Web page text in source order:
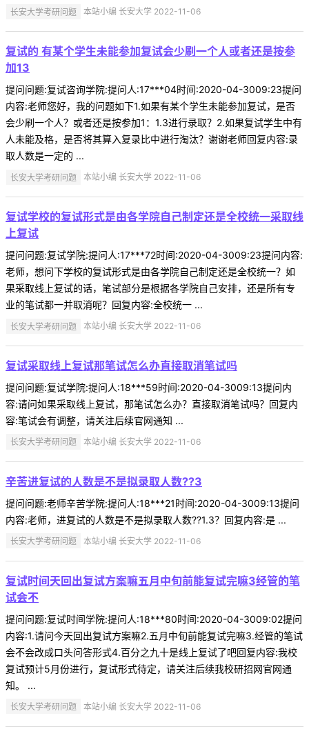
长安大学考研问题 本站小编 长安大学 2022-11-06
复试的 有某个学生未能参加复试会少刷一个人或者还是按参
加13
提问问题:复试咨询学院:提问人:17***04时间:2020-04-3009:23提问
内容:老师您好，我的问题如下1.如果有某个学生未能参加复试，是否
会少刷一个人？或者还是按参加1：1.3进行录取？2.如果复试学生中有
人未能及格，是否将其算入复录比中进行淘汰？谢谢老师回复内容:录
取人数是一定的 ...
长安大学考研问题 本站小编 长安大学 2022-11-06
复试学校的复试形式是由各学院自己制定还是全校统一采取线
上复试
提问问题:复试学院:提问人:17***72时间:2020-04-3009:23提问内容:
老师，想问下学校的复试形式是由各学院自己制定还是全校统一？如
果采取线上复试的话，笔试部分是根据各学院自己安排，还是所有专
业的笔试都一并取消呢？回复内容:全校统一 ...
长安大学考研问题 本站小编 长安大学 2022-11-06
复试采取线上复试那笔试怎么办直接取消笔试吗
提问问题:复试学院:提问人:18***59时间:2020-04-3009:13提问内
容:请问如果采取线上复试，那笔试怎么办？直接取消笔试吗？回复内
容:笔试会有调整，请关注后续官网通知 ...
长安大学考研问题 本站小编 长安大学 2022-11-06
辛苦进复试的人数是不是拟录取人数??3
提问问题:老师辛苦学院:提问人:18***21时间:2020-04-3009:13提问
内容:老师，进复试的人数是不是拟录取人数??1.3？回复内容:是 ...
长安大学考研问题 本站小编 长安大学 2022-11-06
复试时间天回出复试方案嘛五月中旬前能复试完嘛3经管的笔
试会不
提问问题:复试时间学院:提问人:18***80时间:2020-04-3009:02提问
内容:1.请问今天回出复试方案嘛2.五月中旬前能复试完嘛3.经管的笔试
会不会改成口头问答形式4.百分之九十是线上复试了吧回复内容:我校
复试预计5月份进行，复试形式待定，请关注后续我校研招网官网通
知。 ...
长安大学考研问题 本站小编 长安大学 2022-11-06